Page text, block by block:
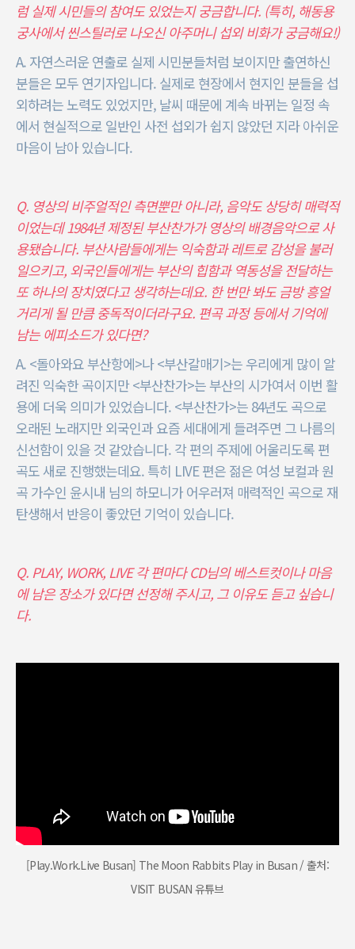
럼 실제 시민들의 참여도 있었는지 궁금합니다. (특히, 해동용
궁사에서 씬스틸러로 나오신 아주머니 섭외 비화가 궁금해요!)
A. 자연스러운 연출로 실제 시민분들처럼 보이지만 출연하신
분들은 모두 연기자입니다. 실제로 현장에서 현지인 분들을 섭
외하려는 노력도 있었지만, 날씨 때문에 계속 바뀌는 일정 속
에서 현실적으로 일반인 사전 섭외가 쉽지 않았던 지라 아쉬운
마음이 남아 있습니다.
Q. 영상의 비주얼적인 측면뿐만 아니라, 음악도 상당히 매력적
이었는데 1984년 제정된 부산찬가가 영상의 배경음악으로 사
용됐습니다. 부산사람들에게는 익숙함과 레트로 감성을 불러
일으키고, 외국인들에게는 부산의 힙함과 역동성을 전달하는
또 하나의 장치였다고 생각하는데요. 한 번만 봐도 금방 흥얼
거리게 될 만큼 중독적이더라구요. 편곡 과정 등에서 기억에
남는 에피소드가 있다면?
A. <돌아와요 부산항에>나 <부산갈매기>는 우리에게 많이 알
려진 익숙한 곡이지만 <부산찬가>는 부산의 시가여서 이번 활
용에 더욱 의미가 있었습니다. <부산찬가>는 84년도 곡으로
오래된 노래지만 외국인과 요즘 세대에게 들려주면 그 나름의
신선함이 있을 것 같았습니다. 각 편의 주제에 어울리도록 편
곡도 새로 진행했는데요. 특히 LIVE 편은 젊은 여성 보컬과 원
곡 가수인 윤시내 님의 하모니가 어우러져 매력적인 곡으로 재
탄생해서 반응이 좋았던 기억이 있습니다.
Q. PLAY, WORK, LIVE 각 편마다 CD님의 베스트컷이나 마음
에 남은 장소가 있다면 선정해 주시고, 그 이유도 듣고 싶습니
다.
[Play.Work.Live Busan] The Moon Rabbits Play in Busan / 출처:
VISIT BUSAN 유튜브